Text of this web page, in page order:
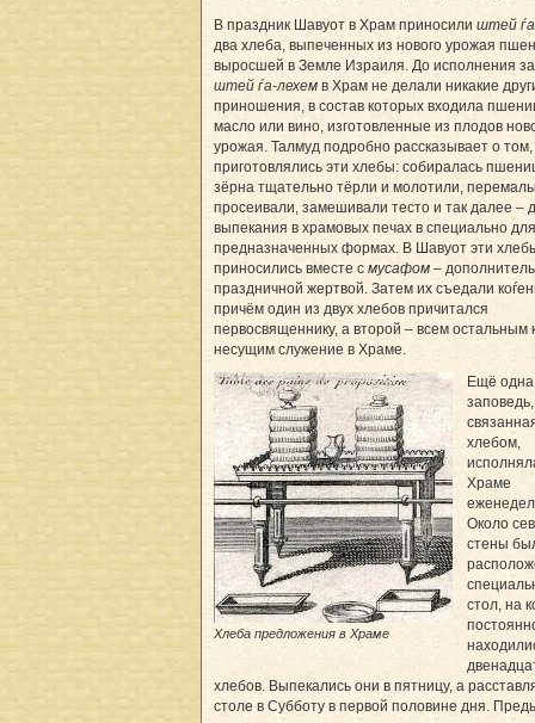
В праздник Шавуот в Храм приносили штей
два хлеба, выпеченных из нового урожая
выросшей в Земле Израиля. До исполнения
штей ѓа-лехем в Храм не делали никакие
приношения, в состав которых входила
масло или вино, изготовленные из плодов
урожая. Талмуд подробно рассказывает о том,
приготовлялись эти хлебы: собиралась
зёрна тщательно тёрли и молотили,
просеивали, замешивали тесто и так далее –
выпекания в храмовых печах в специально
предназначенных формах. В Шавуот эти
приносились вместе с мусафом –
праздничной жертвой. Затем их съедали
причём один из двух хлебов причитался
первосвященнику, а второй – всем остальным
несущим служение в Храме.
Хлеба предложения в Храме
Ещё одна
заповедь,
хлебом,
Храме
Около
стены
стол, на
хлебов. Выпекались они в пятницу, а
столе в Субботу в первой половине дня.